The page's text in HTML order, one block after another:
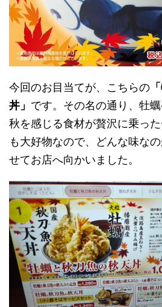
今回のお目当てが、こちらの
丼」 です。その名の通り、牡蠣
秋を感じる食材が贅沢に乗っ
も大好物なので、どんな味な
せてお店へ向かいました。